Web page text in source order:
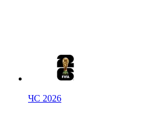
ЧС 2026